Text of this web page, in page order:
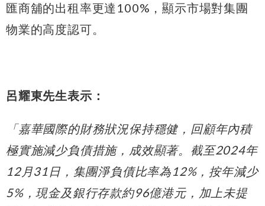
匯商舖的出租率更達100%，顯示市場對集團
物業的高度認可。
呂耀東先生表示：
「嘉華國際的財務狀況保持穩健，回顧年內積
極實施減少負債措施，成效顯著。截至2024年
12月31 日，集團淨負債比率為12%，按年減少
5%，現金及銀行存款約96億港元，加上未提